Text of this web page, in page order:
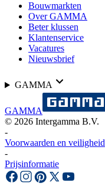
Bouwmarkten
Over GAMMA
Beter klussen
Klantenservice
Vacatures
Nieuwsbrief
GAMMA
GAMMA
© 2026 Intergamma B.V.
-
Voorwaarden en veiligheid
-
Prijsinformatie